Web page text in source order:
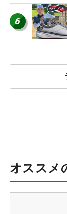
6
オススメ